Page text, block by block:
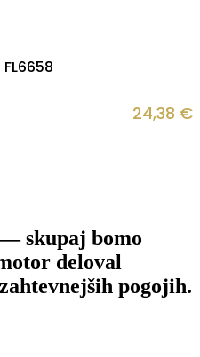
24,38 €
skupaj bomo
deloval
pogojih.